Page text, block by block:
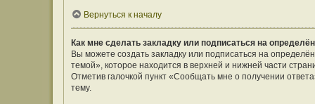
Вернуться к началу
Как мне сделать закладку или подписаться на
Вы можете создать закладку или подписаться на
темой», которое находится в верхней и нижней части
Отметив галочкой пункт «Сообщать мне о получении
тему.